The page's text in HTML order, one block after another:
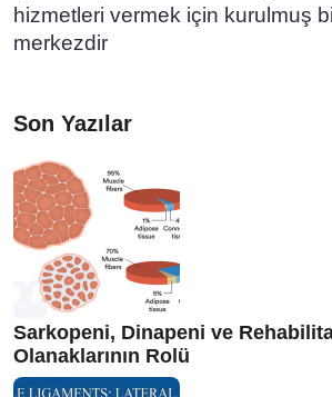
hizmetleri vermek için kurulmuş
merkezdir
Son Yazılar
Sarkopeni, Dinapeni ve
Olanaklarının Rolü